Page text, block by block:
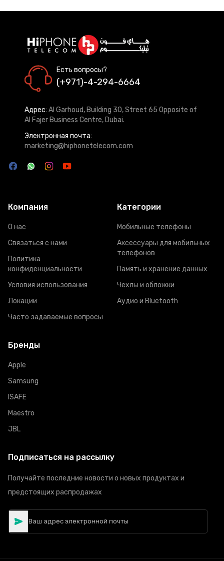
Есть вопросы?
(+971)-4-294-6664
Адрес: Al Garhoud, Building 30, Street 65 Opposite of
Al Fajer Business Centre, Dubai.
Электронная почта:
marketing@hiphonetelecom.com
Компания
О нас
Связаться с нами
Политика
конфиденциальности
Условия использования
Локации
Часто задаваемые вопросы
Категории
Мобильные телефоны
Аксессуары для мобильных
телефонов
Память и хранение данных
Чехлы и обложки
Аудио и Bluetooth
Бренды
Apple
Samsung
ISAFE
Maestro
JBL
Подписаться на рассылку
Получайте последние новости о новых продуктах и
предстоящих распродажах